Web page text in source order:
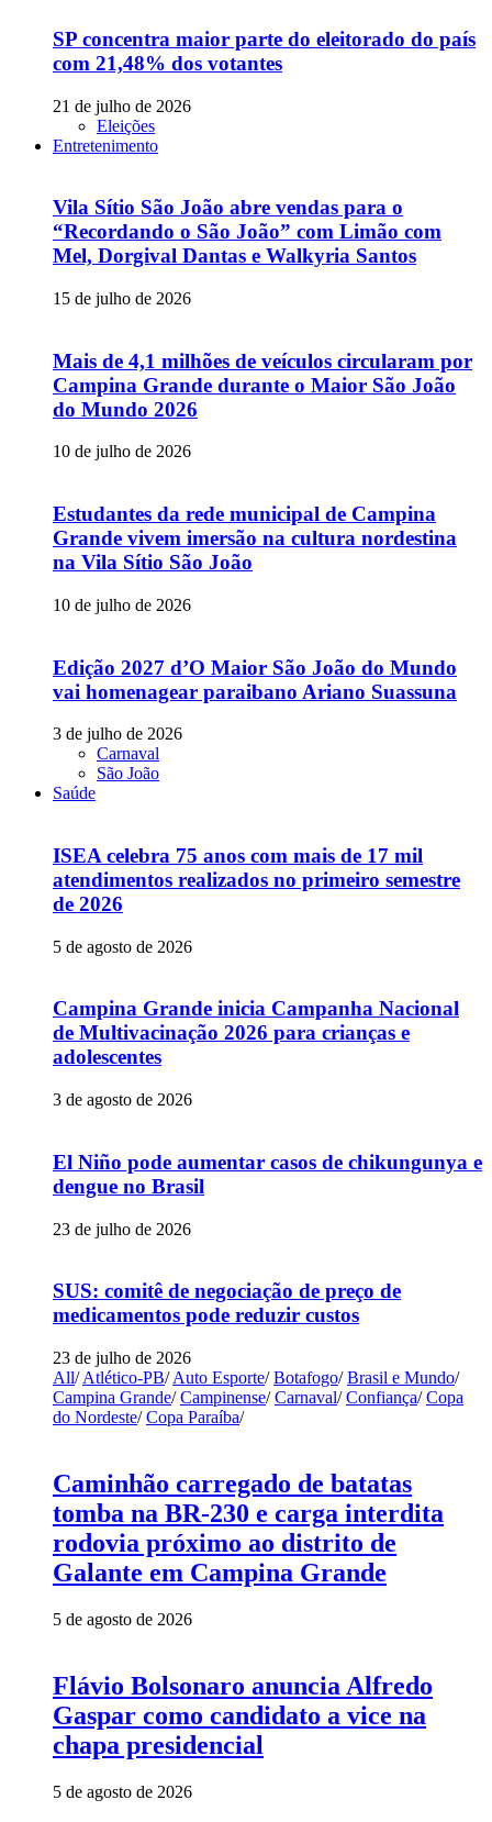
SP concentra maior parte do eleitorado do país
com 21,48% dos votantes
21 de julho de 2026
Eleições
Entretenimento
Vila Sítio São João abre vendas para o
“Recordando o São João” com Limão com
Mel, Dorgival Dantas e Walkyria Santos
15 de julho de 2026
Mais de 4,1 milhões de veículos circularam por
Campina Grande durante o Maior São João
do Mundo 2026
10 de julho de 2026
Estudantes da rede municipal de Campina
Grande vivem imersão na cultura nordestina
na Vila Sítio São João
10 de julho de 2026
Edição 2027 d’O Maior São João do Mundo
vai homenagear paraibano Ariano Suassuna
3 de julho de 2026
Carnaval
São João
Saúde
ISEA celebra 75 anos com mais de 17 mil
atendimentos realizados no primeiro semestre
de 2026
5 de agosto de 2026
Campina Grande inicia Campanha Nacional
de Multivacinação 2026 para crianças e
adolescentes
3 de agosto de 2026
El Niño pode aumentar casos de chikungunya e
dengue no Brasil
23 de julho de 2026
SUS: comitê de negociação de preço de
medicamentos pode reduzir custos
23 de julho de 2026
All/ Atlético-PB/ Auto Esporte/ Botafogo/ Brasil e Mundo/
Campina Grande/ Campinense/ Carnaval/ Confiança/ Copa
do Nordeste/ Copa Paraíba/
Caminhão carregado de batatas
tomba na BR-230 e carga interdita
rodovia próximo ao distrito de
Galante em Campina Grande
5 de agosto de 2026
Flávio Bolsonaro anuncia Alfredo
Gaspar como candidato a vice na
chapa presidencial
5 de agosto de 2026